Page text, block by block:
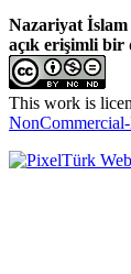
Nazariyat İslam
açık erişimli
This work is